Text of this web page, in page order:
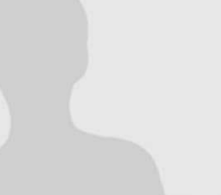
加盟・登録
エントリー
SERIESとは